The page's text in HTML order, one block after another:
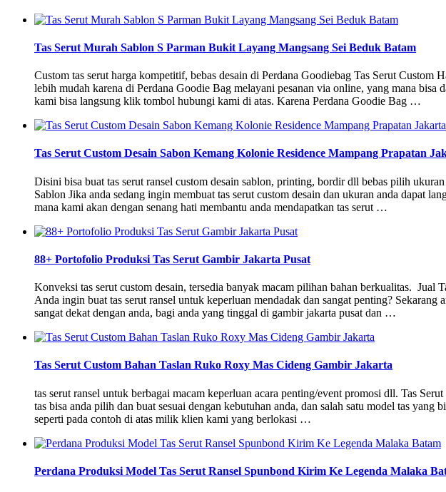
Tas Serut Murah Sablon S Parman Bukit Layang Mangsang Sei Beduk Batam
Custom tas serut harga kompetitif, bebas desain di Perdana Goodiebag Tas Serut Custom
lebih mudah karena di Perdana Goodie Bag melayani pesanan via online, yang mana bisa
kami bisa langsung klik tombol hubungi kami di atas. Karena Perdana Goodie Bag …
Tas Serut Custom Desain Sabon Kemang Kolonie Residence Mampang Prapatan
Disini bisa buat tas serut ransel custom desain sablon, printing, bordir dll bebas pilih
Sablon Jika anda sedang ingin membuat tas serut custom desain dan ukuran anda dapat
mana kami akan dengan senang hati membantu anda mendapatkan tas serut …
88+ Portofolio Produksi Tas Serut Gambir Jakarta Pusat
Konveksi tas serut custom desain, tersedia banyak macam pilihan bahan berkualitas. Jual
Anda ingin buat tas serut ransel untuk keperluan mendadak dan sangat penting?
sangat dekat dengan anda, bagi anda yang tinggal di gambir jakarta pusat dan …
Tas Serut Custom Bahan Taslan Ruko Roxy Mas Cideng Gambir Jakarta
tas serut ransel untuk berbagai macam keperluan acara penting/event promosi dll. Tas
tas bisa anda pilih dan buat sesuai dengan kebutuhan anda, dan salah satu model tas yang
seperti pada contoh di atas milik klien kami yang berlokasi …
Perdana Produksi Model Tas Serut Ransel Spunbond Kirim Ke Legenda Malaka